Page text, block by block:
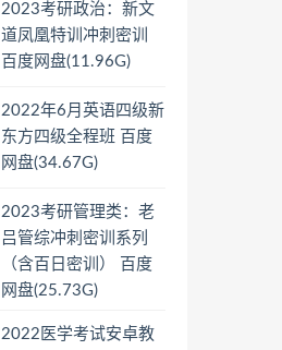
2023考研政治：新文
道凤凰特训冲刺密训
百度网盘(11.96G)
2022年6月英语四级新
东方四级全程班 百度
网盘(34.67G)
2023考研管理类：老
吕管综冲刺密训系列
（含百日密训） 百度
网盘(25.73G)
2022医学考试安卓教